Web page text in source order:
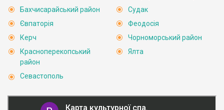
Бахчисарайський район
Євпаторія
Керч
Красноперекопський
район
Севастополь
Судак
Феодосія
Чорноморський район
Ялта